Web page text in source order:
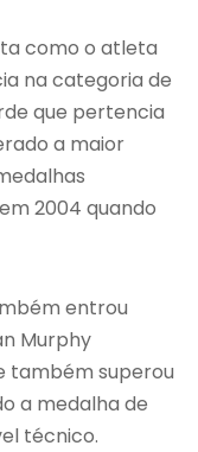
como o atleta
na categoria de
que pertencia
a maior
2004 quando
entrou
Murphy
também superou
a medalha de
técnico.